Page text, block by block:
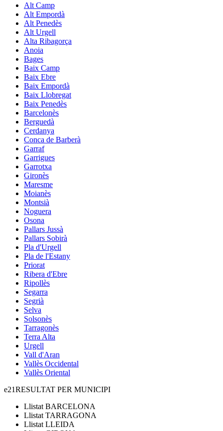
Alt Camp
Alt Empordà
Alt Penedès
Alt Urgell
Alta Ribagorça
Anoia
Bages
Baix Camp
Baix Ebre
Baix Empordà
Baix Llobregat
Baix Penedès
Barcelonès
Berguedà
Cerdanya
Conca de Barberà
Garraf
Garrigues
Garrotxa
Gironès
Maresme
Moianès
Montsià
Noguera
Osona
Pallars Jussà
Pallars Sobirà
Pla d'Urgell
Pla de l'Estany
Priorat
Ribera d'Ebre
Ripollès
Segarra
Segrià
Selva
Solsonès
Tarragonès
Terra Alta
Urgell
Vall d'Aran
Vallès Occidental
Vallès Oriental
e21RESULTAT PER MUNICIPI
Llistat BARCELONA
Llistat TARRAGONA
Llistat LLEIDA